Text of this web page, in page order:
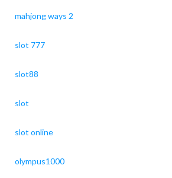
mahjong ways 2
slot 777
slot88
slot
slot online
olympus1000